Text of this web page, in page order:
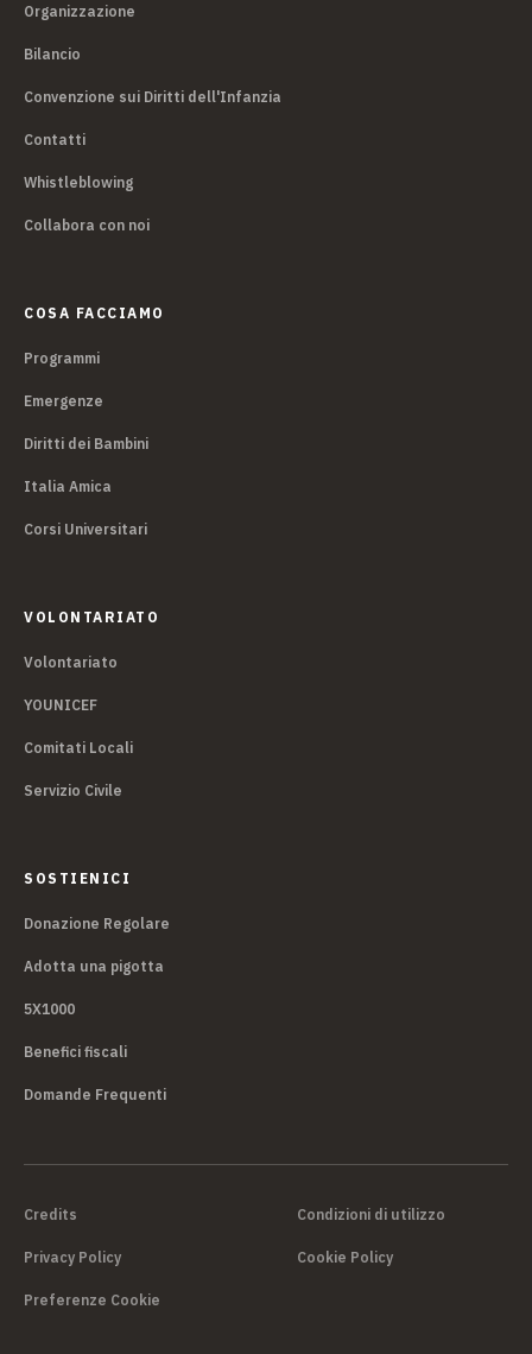
Organizzazione
Bilancio
Convenzione sui Diritti dell'Infanzia
Contatti
Whistleblowing
Collabora con noi
COSA FACCIAMO
Programmi
Emergenze
Diritti dei Bambini
Italia Amica
Corsi Universitari
VOLONTARIATO
Volontariato
YOUNICEF
Comitati Locali
Servizio Civile
SOSTIENICI
Donazione Regolare
Adotta una pigotta
5X1000
Benefici fiscali
Domande Frequenti
Credits Condizioni di utilizzo
Privacy Policy Cookie Policy
Preferenze Cookie